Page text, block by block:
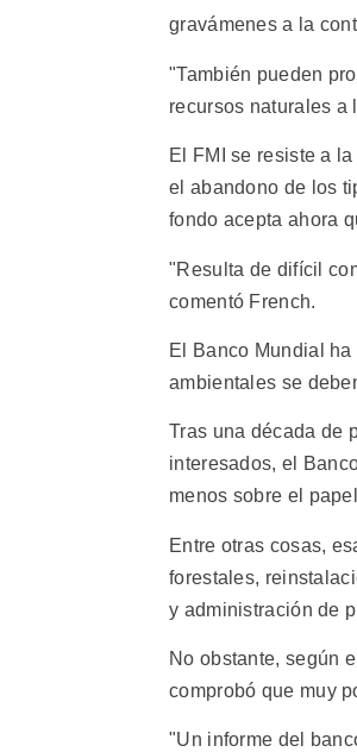
gravámenes a la
"También pueden
recursos naturales a
El FMI se resiste a
el abandono de los
fondo acepta ahora
"Resulta de difícil
comentó French.
El Banco Mundial
ambientales se
Tras una década de
interesados, el
menos sobre el
Entre otras cosas,
forestales,
y administración de
No obstante, según
comprobó que muy
"Un informe del